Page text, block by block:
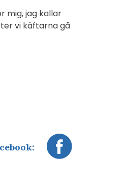
mig, jag kallar
vi käftarna gå